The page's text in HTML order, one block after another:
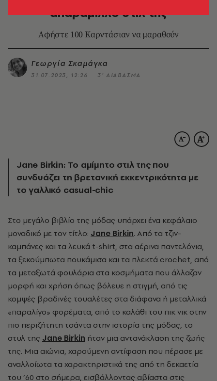
απαράμιλλο στιλ της
Αφήστε 100 Καρντάσιαν να μαραθούν
Γεωργία Σκαμάγκα
31.07.2023, 12:26 3’ ΔΙΑΒΑΣΜΑ
Jane Birkin: Το αμίμητο στιλ της που
συνδυάζει τη βρετανική εκκεντρικότητα με
το γαλλικό casual-chic
Στo μεγάλο βιβλίο της μόδας υπάρχει ένα κεφάλαιο
μοναδικό με τον τίτλο: Jane Birkin. Από τα τζιν-
καμπάνες και τα λευκά t-shirt, στα αέρινα παντελόνια,
τα ξεκούμπωτα πουκάμισα και τα πλεκτά crochet, από
τα μεταξωτά φουλάρια στα κοσμήματα που άλλαζαν
μορφή και χρήση όπως βόλευε η στιγμή, από τις
κομψές βραδινές τουαλέτες στα διάφανα ή μεταλλικά
«παραλίγο» φορέματα, από το καλάθι του πικ νικ στην
πιο περιζήτητη τσάντα στην ιστορία της μόδας, το
στυλ της Jane Birkin ήταν μια αντανάκλαση της ζωής
της. Μια αιώνια, χαρούμενη αντίφαση που πέρασε με
αναλλοίωτα τα χαρακτηριστικά της από τη δεκαετία
του ’60 στο σήμερα, εισβάλλοντας αβίαστα στις